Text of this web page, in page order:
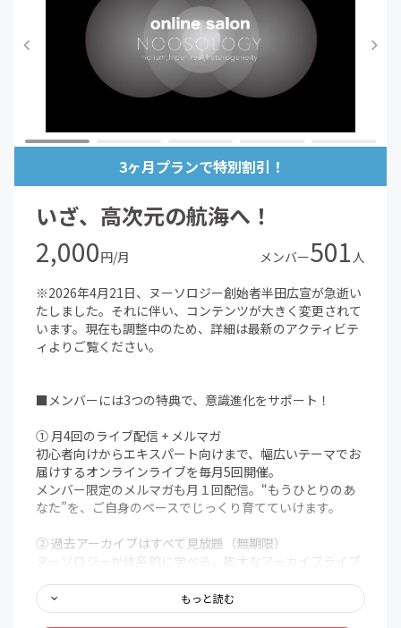
3ヶ月プランで特別割引！
いざ、高次元の航海へ！
2,000円/月 メンバー501 人
※2026年4月21日、ヌーソロジー創始者半田広宣が急逝い
たしました。それに伴い、コンテンツが大きく変更されて
います。現在も調整中のため、詳細は最新のアクティビテ
ィよりご覧ください。
■メンバーには3つの特典で、意識進化をサポート！
① 月4回のライブ配信 + メルマガ
初心者向けからエキスパート向けまで、幅広いテーマでお
届けするオンラインライブを毎月5回開催。
メンバー限定のメルマガも月１回配信。“もうひとりのあ
なた”を、ご自身のペースでじっくり育てていけます。
② 過去アーカイブはすべて見放題（無期限）
ヌーソロジーが体系的に学べる、膨大なアーカイブライブ
も、どこでも、自分の好きなタイミングでアクセスできま
す。
もっと読む